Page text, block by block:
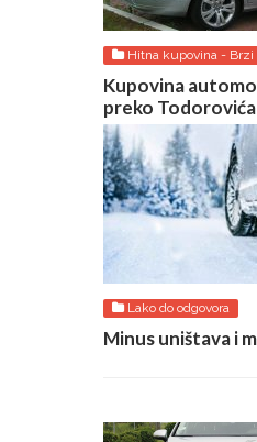
Hitna kupovina - Brzi
AUGUST 2026.
Kupovina
preko Todorovića
Lako do odgovora
Minus uništava i